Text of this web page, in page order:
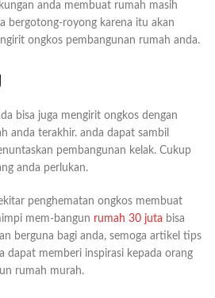
anda membuat rumah masih
bergotong-royong karena itu akan
ongkos pembangunan rumah anda.
bisa juga mengirit ongkos dengan
anda terakhir. anda dapat sambil
pembangunan kelak. Cukup
anda perlukan.
penghematan ongkos membuat
mem-bangun rumah 30 juta bisa
berguna bagi anda, semoga artikel tips
dapat memberi inspirasi kepada orang
rumah murah.